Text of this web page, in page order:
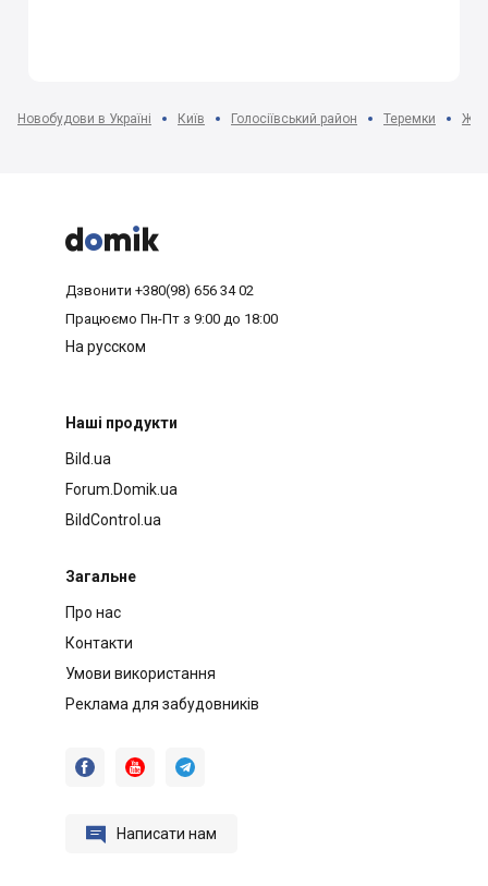
Новобудови в Україні Київ Голосіївський район Теремки ЖК



Дзвонити +380(98) 656 34 02
Працюємо Пн-Пт з 9:00 до 18:00
На русском
Наші продукти
Bild.ua
Forum.Domik.ua
BildControl.ua
Загальне
Про нас
Контакти
Умови використання
Реклама для забудовників
  
 Написати нам